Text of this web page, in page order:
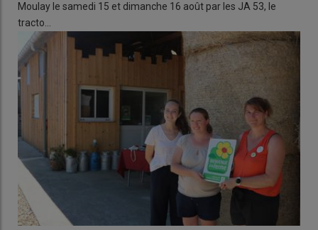
Moulay le samedi 15 et dimanche 16 août par les JA 53, le
tracto…